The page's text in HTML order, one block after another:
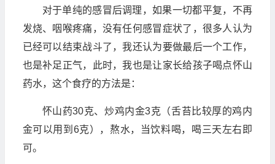
对于单纯的感冒后调理，如果一切都平复，不再
发烧、咽喉疼痛，没有任何感冒症状了，很多人认为
已经可以结束战斗了，我还认为要做最后一个工作，
也是补足正气，此时，我也是让家长给孩子喝点怀山
药水，这个食疗的方法是：
怀山药30克、炒鸡内金3克（舌苔比较厚的鸡内
金可以用到6克），熬水，当饮料喝，喝三天左右即
可。